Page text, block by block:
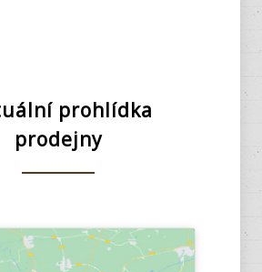
prohlídka
prodejny